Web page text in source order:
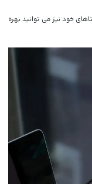
خود نیز می توانید بهره